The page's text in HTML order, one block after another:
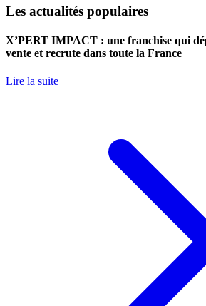
Les actualités populaires
X’PERT IMPACT : une franchise qui
vente et recrute dans toute la France
Lire la suite